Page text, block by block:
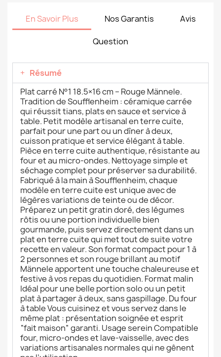
En Savoir Plus Nos Garantis Avis
Question
Résumé
Plat carré N°1 18.5×16 cm – Rouge Männele.
Tradition de Soufflenheim : céramique carrée
qui réussit tians, plats en sauce et service à
table. Petit modèle artisanal en terre cuite,
parfait pour une part ou un dîner à deux,
cuisson pratique et service élégant à table.
Pièce en terre cuite authentique, résistante au
four et au micro-ondes. Nettoyage simple et
séchage complet pour préserver sa durabilité.
Fabriqué à la main à Soufflenheim, chaque
modèle en terre cuite est unique avec de
légères variations de teinte ou de décor.
Préparez un petit gratin doré, des légumes
rôtis ou une portion individuelle bien
gourmande, puis servez directement dans un
plat en terre cuite qui met tout de suite votre
recette en valeur. Son format compact pour 1 à
2 personnes et son rouge brillant au motif
Männele apportent une touche chaleureuse et
festive à vos repas du quotidien. Format malin
Idéal pour une belle portion solo ou un petit
plat à partager à deux, sans gaspillage. Du four
à table Vous cuisinez et vous servez dans le
même plat : présentation soignée et esprit
“fait maison” garanti. Usage serein Compatible
four, micro-ondes et lave-vaisselle, avec des
variations artisanales normales qui ne gênent